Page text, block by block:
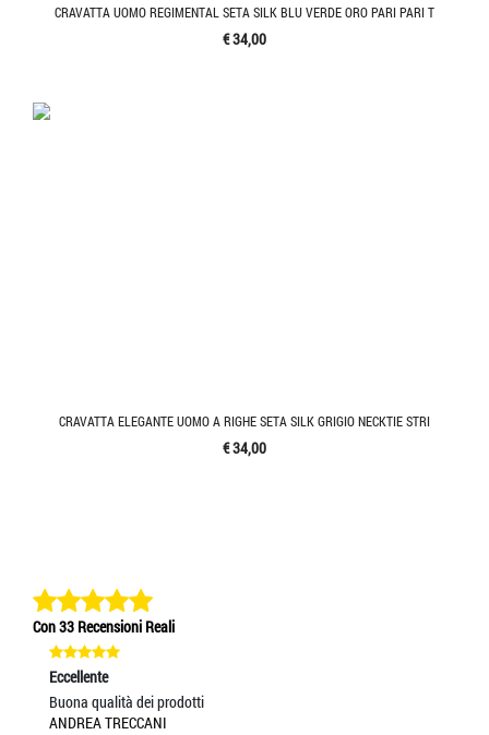
CRAVATTA UOMO REGIMENTAL SETA SILK BLU VERDE ORO PARI PARI T
€ 34,00
CRAVATTA ELEGANTE UOMO A RIGHE SETA SILK GRIGIO NECKTIE STRI
€ 34,00
Con 33 Recensioni Reali
Eccellente
Buona qualità dei prodotti
ANDREA TRECCANI